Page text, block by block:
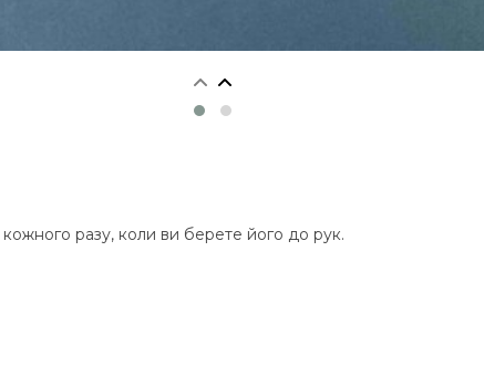
кожного разу, коли ви берете його до рук.